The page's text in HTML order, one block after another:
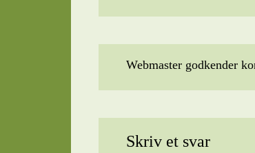
Webmaster godkender
Skriv et svar